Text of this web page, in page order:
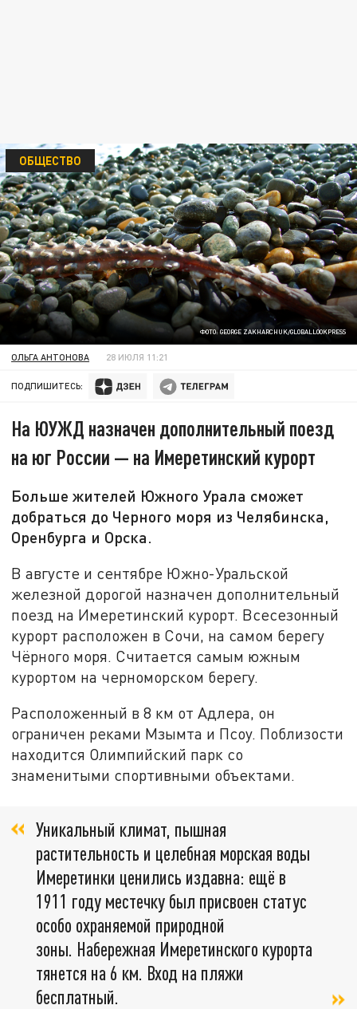
ФОТО: GEORGE ZAKHARCHUK/GLOBALLOOKPRESS
ОБЩЕСТВО
ОЛЬГА АНТОНОВА 28 ИЮЛЯ 11:21
ПОДПИШИТЕСЬ:
На ЮУЖД назначен дополнительный поезд
на юг России — на Имеретинский курорт
Больше жителей Южного Урала сможет
добраться до Черного моря из Челябинска,
Оренбурга и Орска.
В августе и сентябре Южно-Уральской
железной дорогой назначен дополнительный
поезд на Имеретинский курорт. Всесезонный
курорт расположен в Сочи, на самом берегу
Чёрного моря. Считается самым южным
курортом на черноморском берегу.
Расположенный в 8 км от Адлера, он
ограничен реками Мзымта и Псоу. Поблизости
находится Олимпийский парк со
знаменитыми спортивными объектами.
Уникальный климат, пышная
растительность и целебная морская воды
Имеретинки ценились издавна: ещё в
1911 году местечку был присвоен статус
особо охраняемой природной
зоны. Набережная Имеретинского курорта
тянется на 6 км. Вход на пляжи
бесплатный.